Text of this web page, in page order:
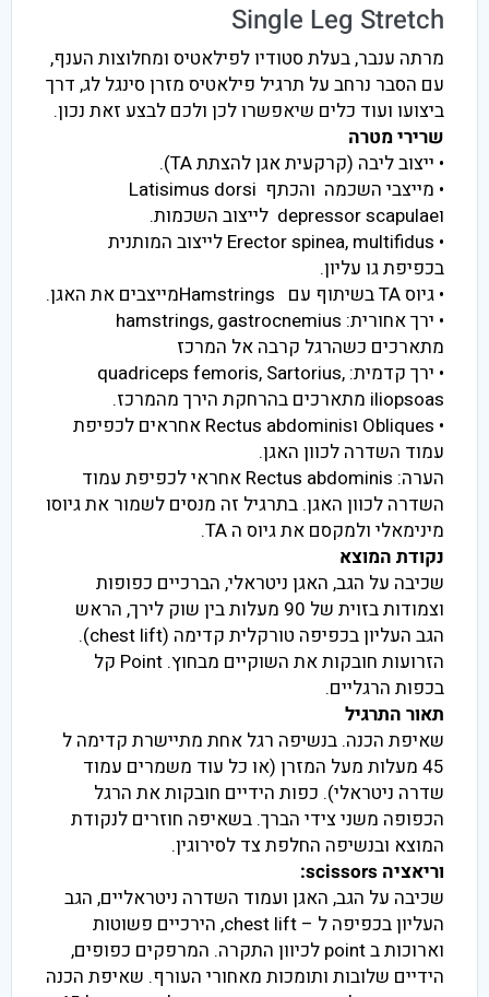
Single Leg Stretch
מרתה ענבר, בעלת סטודיו לפילאטיס ומחלוצות הענף,
עם הסבר נרחב על תרגיל פילאטיס מזרן סינגל לג, דרך
ביצועו ועוד כלים שיאפשרו לכן ולכם לבצע זאת נכון.
שרירי מטרה
• ייצוב ליבה (קרקעית אגן להצתת TA).
• מייצבי השכמה והכתף Latisimus dorsi
וdepressor scapulae לייצוב השכמות.
• Erector spinea, multifidus לייצוב המותנית
בכפיפת גו עליון.
• גיוס TA בשיתוף עם Hamstringsמייצבים את האגן.
• ירך אחורית: hamstrings, gastrocnemius
מתארכים כשהרגל קרבה אל המרכז
• ירך קדמית: quadriceps femoris, Sartorius,
iliopsoas מתארכים בהרחקת הירך מהמרכז.
• Obliques וRectus abdominis אחראים לכפיפת
עמוד השדרה לכוון האגן.
הערה: Rectus abdominis אחראי לכפיפת עמוד
השדרה לכוון האגן. בתרגיל זה מנסים לשמור את גיוסו
מינימאלי ולמקסם את גיוס ה TA.
נקודת המוצא
שכיבה על הגב, האגן ניטראלי, הברכיים כפופות
וצמודות בזוית של 90 מעלות בין שוק לירך, הראש
הגב העליון בכפיפה טורקלית קדימה (chest lift).
הזרועות חובקות את השוקיים מבחוץ. Point קל
בכפות הרגליים.
תאור התרגיל
שאיפת הכנה. בנשיפה רגל אחת מתיישרת קדימה ל
45 מעלות מעל המזרן (או כל עוד משמרים עמוד
שדרה ניטראלי). כפות הידיים חובקות את הרגל
הכפופה משני צידי הברך. בשאיפה חוזרים לנקודת
המוצא ובנשיפה החלפת צד לסירוגין.
וריאציה scissors:
שכיבה על הגב, האגן ועמוד השדרה ניטראליים, הגב
העליון בכפיפה ל – chest lift, הירכיים פשוטות
וארוכות ב point לכיוון התקרה. המרפקים כפופים,
הידיים שלובות ותומכות מאחורי העורף. שאיפת הכנה